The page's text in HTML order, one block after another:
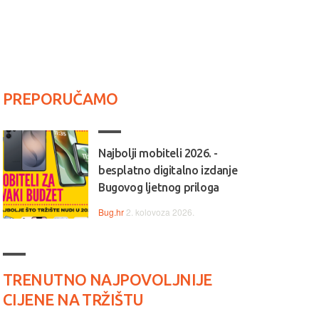
PREPORUČAMO
Najbolji mobiteli 2026. -
besplatno digitalno izdanje
Bugovog ljetnog priloga
Bug.hr 2. kolovoza 2026.
TRENUTNO NAJPOVOLJNIJE
CIJENE NA TRŽIŠTU